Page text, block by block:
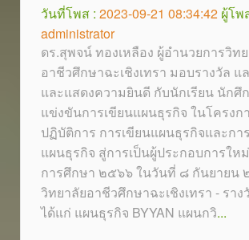
วันที่โพส : 2023-09-21 08:34:42 ผู้โพ
administrator
ดร.สุพจน์ ทองเหลือง ผู้อำนวยการวิท
อาชีวศึกษาฉะเชิงเทรา มอบรางวัล แ
และแสดงความยินดี กับนักเรียน นักศึ
แข่งขันการเขียนแผนธุรกิจ ในโครงก
ปฏิบัติการ การเขียนแผนธุรกิจและกา
แผนธุรกิจ สู่การเป็นผู้ประกอบการให
การศึกษา ๒๕๖๖ ในวันที่ ๘ กันยายน
วิทยาลัยอาชีวศึกษาฉะเชิงเทรา - ราง
ได้แก่ แผนธุรกิจ BYYAN แผนกวิ...